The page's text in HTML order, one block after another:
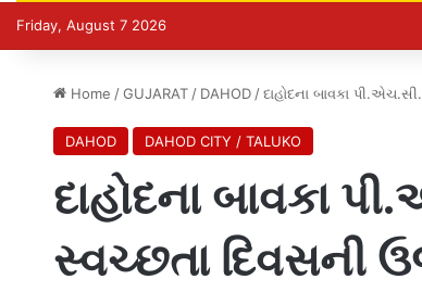
Friday, August 7 2026
Home / GUJARAT / DAHOD / દાહોદના બાવકા
DAHOD DAHOD CITY / TALUKO
દાહોદના બાવકા
સ્વચ્છતા દિવસની